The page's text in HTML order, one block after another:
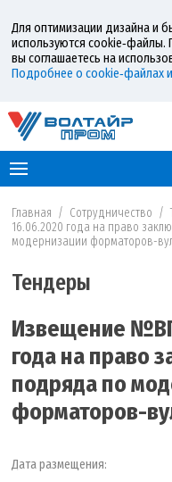
Для оптимизации дизайна и
используются cookie‑файлы.
вы соглашаетесь на
Подробнее о cookie‑файлах
Главная / Сотрудничество /
16.06.2020 года на право
модернизации форматоров-
Тендеры
Извещение
года на право
подряда по
форматоров-
Дата размещения: